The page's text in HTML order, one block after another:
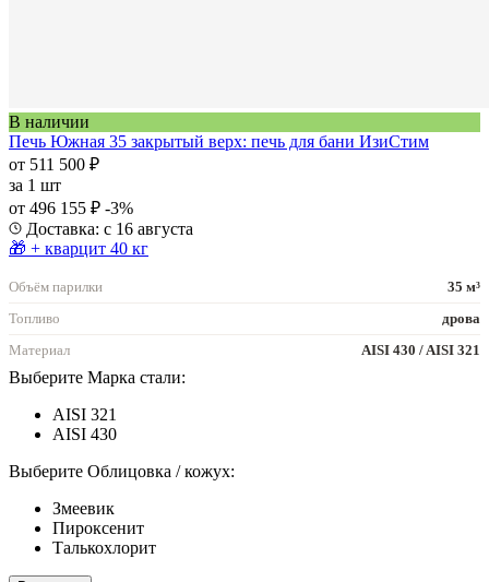
В наличии
Печь Южная 35 закрытый верх: печь для бани ИзиСтим
от 511 500 ₽
за 1 шт
от 496 155 ₽ -3%
Доставка: с 16 августа
🎁 + кварцит 40 кг
Объём парилки
35 м³
Топливо
дрова
Материал
AISI 430 / AISI 321
Выберите Марка стали:
AISI 321
AISI 430
Выберите Облицовка / кожух:
Змеевик
Пироксенит
Талькохлорит